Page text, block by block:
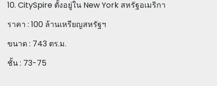
10. CitySpire ตั้งอยู่ใน New York สหรัฐอเมริกา
ราคา : 100 ล้านเหรียญสหรัฐฯ
ขนาด : 743 ตร.ม.
ชั้น : 73-75